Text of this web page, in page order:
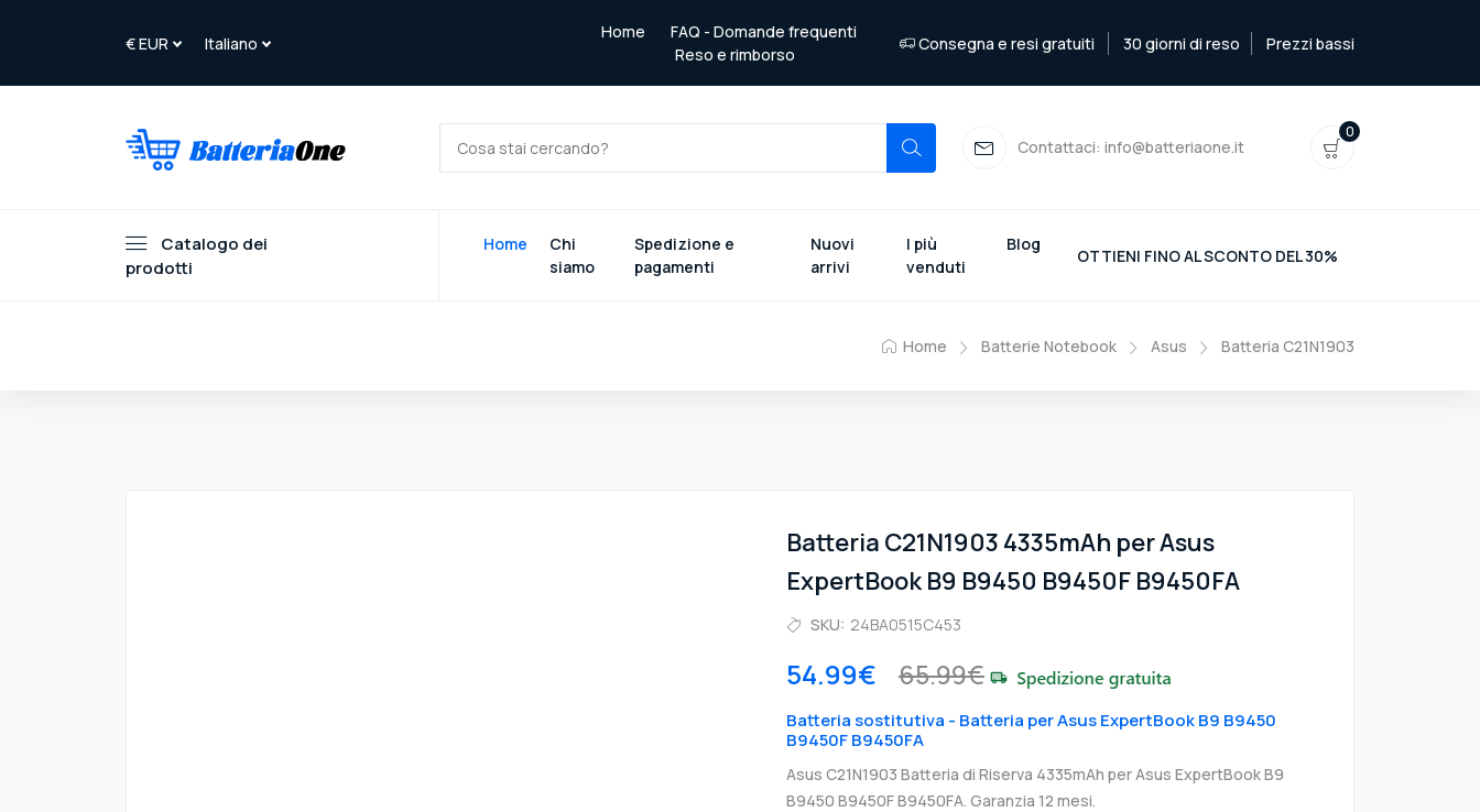
Home
FAQ - Domande frequenti
Reso e rimborso
Consegna e resi gratuiti 30 giorni di reso Prezzi bassi
Contattaci: info@batteriaone.it
0
Catalogo dei
prodotti
Home
Chi
siamo
Spedizione e
pagamenti
Nuovi
arrivi
I più
venduti
Blog
OTTIENI FINO AL SCONTO DEL 30%
Home Batterie Notebook Asus Batteria C21N1903
Batteria C21N1903 4335mAh per Asus
ExpertBook B9 B9450 B9450F B9450FA
SKU: 24BA0515C453
54.99€ 65.99€
Batteria sostitutiva - Batteria per Asus ExpertBook B9 B9450
B9450F B9450FA
Asus C21N1903 Batteria di Riserva 4335mAh per Asus ExpertBook B9
B9450 B9450F B9450FA. Garanzia 12 mesi.